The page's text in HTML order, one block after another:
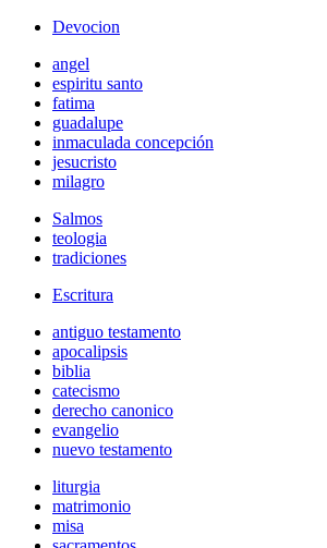
Devocion
angel
espiritu santo
fatima
guadalupe
inmaculada concepción
jesucristo
milagro
Salmos
teologia
tradiciones
Escritura
antiguo testamento
apocalipsis
biblia
catecismo
derecho canonico
evangelio
nuevo testamento
liturgia
matrimonio
misa